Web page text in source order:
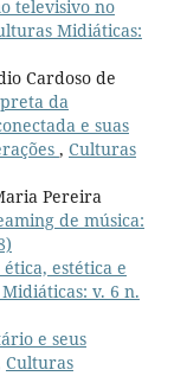
televisivo no
Midiáticas:
Cardoso de
da
e suas
, Culturas
Pereira
de música:
estética e
v. 6 n.
e seus
Culturas